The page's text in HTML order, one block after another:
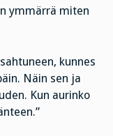
ymmärrä miten
kunnes
Näin sen ja
Kun aurinko